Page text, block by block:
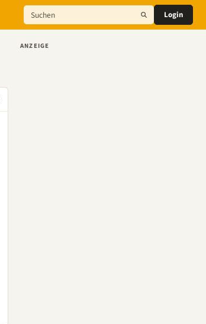
Login
ANZEIGE